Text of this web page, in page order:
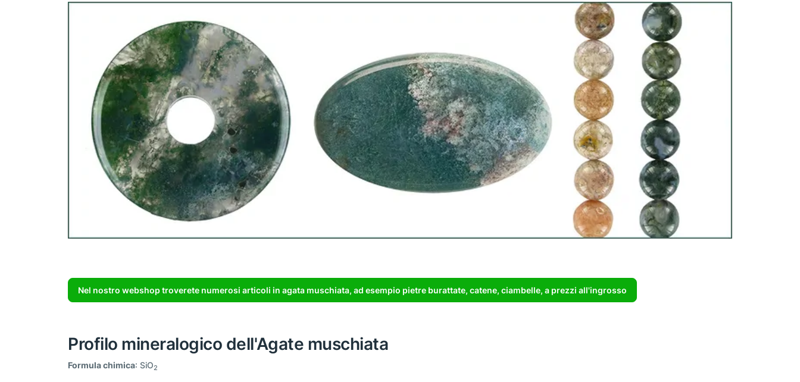
Nel nostro webshop troverete numerosi articoli in agata muschiata, ad esempio pietre burattate, catene, ciambelle, a prezzi all'ingrosso
Profilo mineralogico dell'Agate muschiata
Formula chimica: SiO2